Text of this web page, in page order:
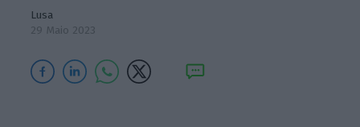
Lusa
29 Maio 2023